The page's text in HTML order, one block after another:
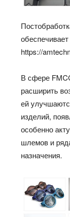
https://
В сфере
расширить
ей
изделий,
особенно
шлемов и
назначения.